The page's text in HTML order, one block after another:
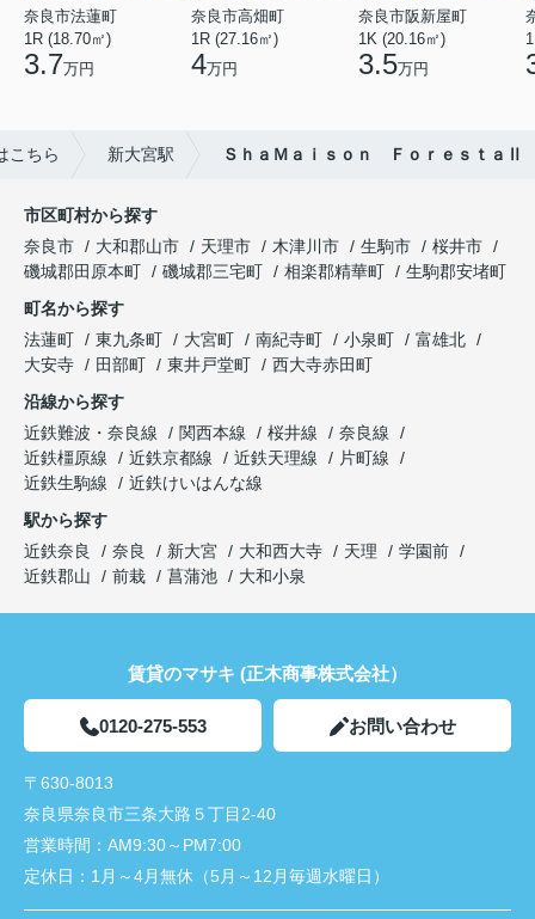
奈良市法蓮町
1R (18.70㎡)
3.7万円
奈良市高畑町
1R (27.16㎡)
4万円
奈良市阪新屋町
1K (20.16㎡)
3.5万円
こちら 新大宮駅 ＳｈａＭａｉｓｏｎ ＦｏｒｅｓｔａⅡ
市区町村から探す
奈良市
大和郡山市 天理市 木津川市 生駒市
桜井市
磯城郡田原本町
磯城郡三宅町 相楽郡精華町
生駒郡安堵町
町名から探す
法蓮町
東九条町 大宮町 南紀寺町 小泉町
富雄北
大安寺
田部町 東井戸堂町
西大寺赤田町
沿線から探す
近鉄難波・奈良線
関西本線 桜井線
奈良線
近鉄橿原線
近鉄京都線 近鉄天理線
片町線
近鉄生駒線
近鉄けいはんな線
駅から探す
近鉄奈良
奈良 新大宮 大和西大寺 天理
学園前
近鉄郡山
前栽 菖蒲池 大和小泉
賃貸のマサキ (正木商事株式会社）
0120-275-553 お問い合わせ
〒630-8013
奈良県奈良市三条大路５丁目2-40
営業時間： AM9:30～PM7:00
定休日： 1月～4月無休（5月～12月毎週水曜日）